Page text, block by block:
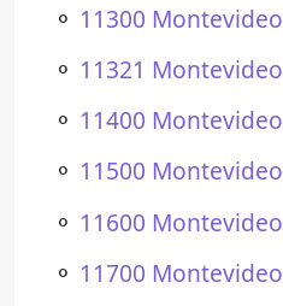
⚬ 11300 Montevideo
⚬ 11321 Montevideo
⚬ 11400 Montevideo
⚬ 11500 Montevideo
⚬ 11600 Montevideo
⚬ 11700 Montevideo